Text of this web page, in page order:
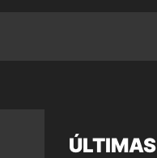
ÚLTIMAS